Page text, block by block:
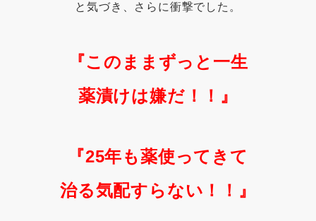
と気づき、さらに衝撃でした。
『このままずっと一生
薬漬けは嫌だ！！』
『25年も薬使ってきて
治る気配すらない！！』